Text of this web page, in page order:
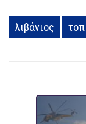
λιβάνιος